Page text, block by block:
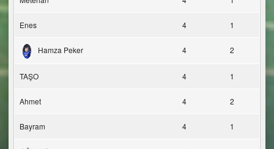
Enes 4 1
Hamza Peker 4 2
TAŞO 4 1
Ahmet 4 2
Bayram 4 1